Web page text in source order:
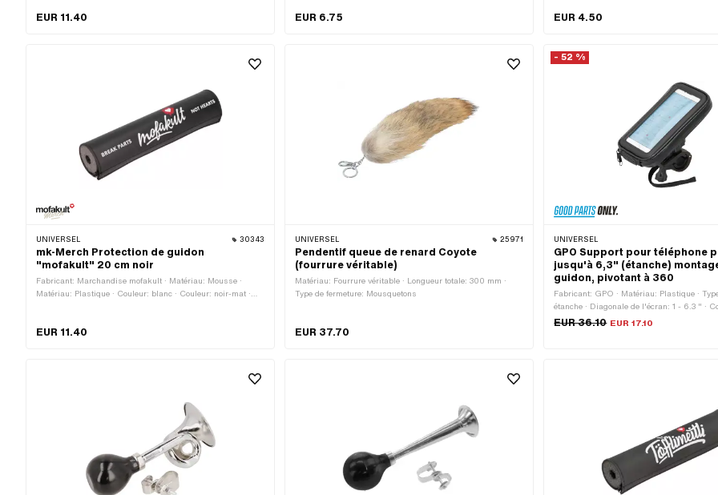
EUR 11.40 EUR 6.75 EUR 4.50
UNIVERSEL 30343
mk-Merch Protection de guidon
"mofakult" 20 cm noir
Fabricant: Marchandise mofakult · Matériau: Mousse ·
Matériau: Plastique · Couleur: blanc · Couleur: noir-mat ·
EUR 11.40
UNIVERSEL 25971
Pendentif queue de renard Coyote
(fourrure véritable)
Matériau: Fourrure véritable · Longueur totale: 300 mm ·
Type de fermeture: Mousquetons
EUR 37.70
- 52 %
UNIVERSEL
GPO Support pour téléphone
jusqu'à 6,3" (étanche)
guidon, pivotant à 360
Fabricant: GPO · Matériau: Plastique ·
étanche · Diagonale de l'écran: 1 - 6.3 " ·
Longueur totale: 180 mm · Largeur: 105 mm
EUR 36.10 EUR 17.10